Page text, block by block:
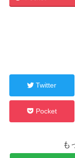
Twitter
Pocket
も